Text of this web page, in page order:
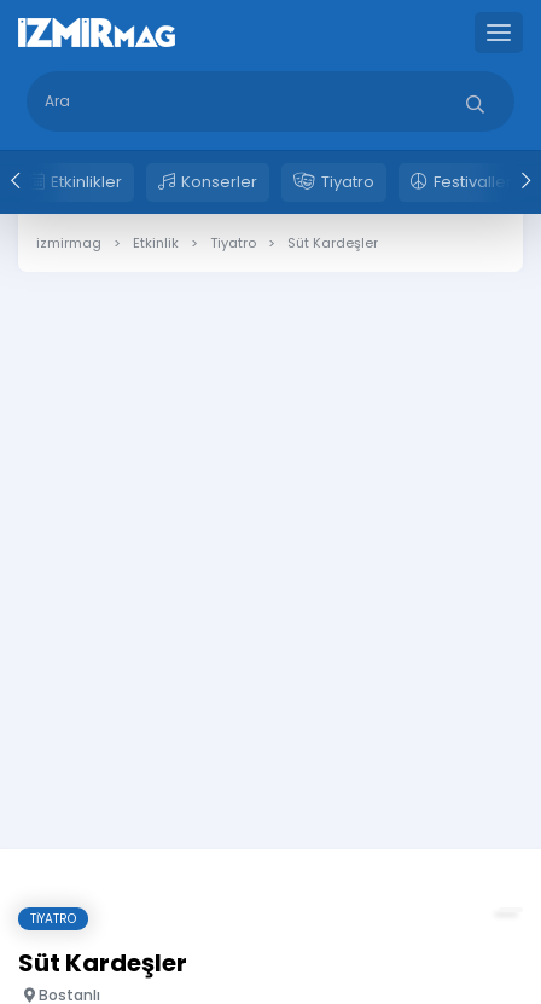
Etkinlikler Konserler Tiyatro Festivaller
izmirmag Etkinlik Tiyatro Süt Kardeşler
TIYATRO
Süt Kardeşler
Bostanlı